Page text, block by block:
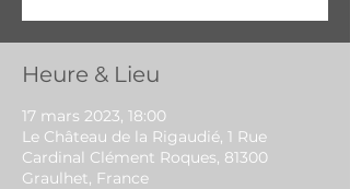
Heure & Lieu
17 mars 2023, 18:00
Le Château de la Rigaudié, 1 Rue
Cardinal Clément Roques, 81300
Graulhet, France